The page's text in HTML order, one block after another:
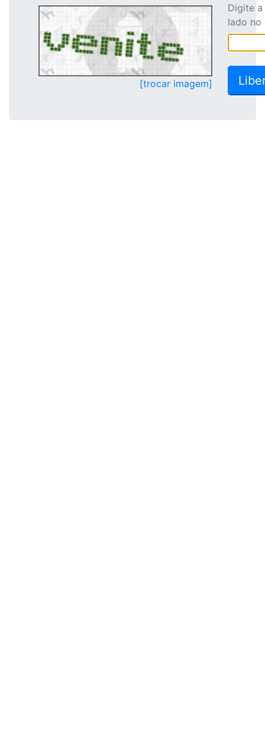
[trocar imagem]
Digite
lado no